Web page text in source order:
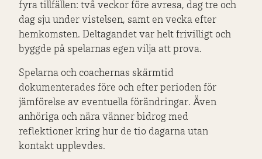
fyra tillfällen: två veckor före avresa, dag tre och
dag sju under vistelsen, samt en vecka efter
hemkomsten. Deltagandet var helt frivilligt och
byggde på spelarnas egen vilja att prova.
Spelarna och coachernas skärmtid
dokumenterades före och efter perioden för
jämförelse av eventuella förändringar. Även
anhöriga och nära vänner bidrog med
reflektioner kring hur de tio dagarna utan
kontakt upplevdes.